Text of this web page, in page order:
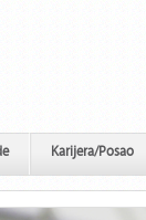
Karijera/Posao